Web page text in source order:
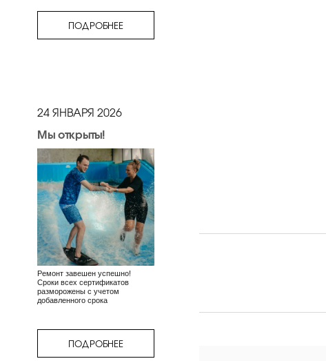
ПОДРОБНЕЕ
24 ЯНВАРЯ 2026
Мы открыты!
Ремонт завешен успешно!
Сроки всех сертификатов
разморожены с учетом
добавленного срока
ПОДРОБНЕЕ